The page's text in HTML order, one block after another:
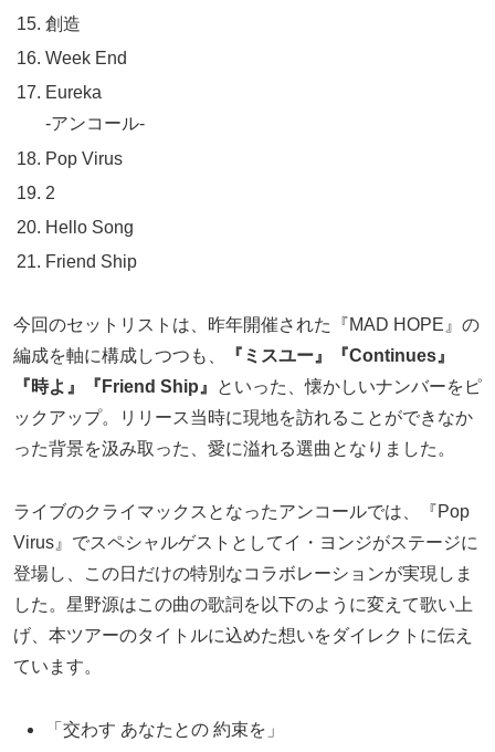
創造
Week End
Eureka
-アンコール-
Pop Virus
2
Hello Song
Friend Ship
今回のセットリストは、昨年開催された『MAD HOPE』の
編成を軸に構成しつつも、
『ミスユー』『Continues』
『時よ』『Friend Ship』
といった、懐かしいナンバーをピ
ックアップ。リリース当時に現地を訪れることができなか
った背景を汲み取った、愛に溢れる選曲となりました。
ライブのクライマックスとなったアンコールでは、『Pop
Virus』でスペシャルゲストとしてイ・ヨンジがステージに
登場し、この日だけの特別なコラボレーションが実現しま
した。星野源はこの曲の歌詞を以下のように変えて歌い上
げ、本ツアーのタイトルに込めた想いをダイレクトに伝え
ています。
「交わす あなたとの 約束を」